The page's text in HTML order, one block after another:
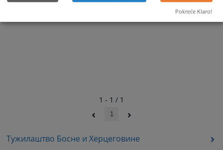
Тужилаштво Босне и Херцеговине
1 - 1 / 1
1
Pokreće Klaro!